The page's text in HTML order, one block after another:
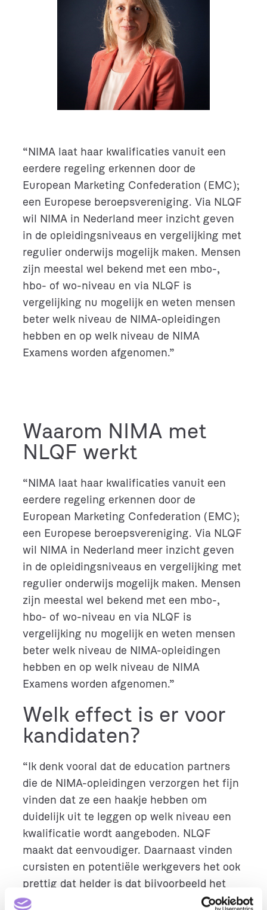
“NIMA laat haar kwalificaties vanuit een
eerdere regeling erkennen door de
European Marketing Confederation (EMC);
een Europese beroepsvereniging. Via NLQF
wil NIMA in Nederland meer inzicht geven
in de opleidingsniveaus en vergelijking met
regulier onderwijs mogelijk maken. Mensen
zijn meestal wel bekend met een mbo-,
hbo- of wo-niveau en via NLQF is
vergelijking nu mogelijk en weten mensen
beter welk niveau de NIMA-opleidingen
hebben en op welk niveau de NIMA
Examens worden afgenomen.”
Waarom NIMA met
NLQF werkt
“NIMA laat haar kwalificaties vanuit een
eerdere regeling erkennen door de
European Marketing Confederation (EMC);
een Europese beroepsvereniging. Via NLQF
wil NIMA in Nederland meer inzicht geven
in de opleidingsniveaus en vergelijking met
regulier onderwijs mogelijk maken. Mensen
zijn meestal wel bekend met een mbo-,
hbo- of wo-niveau en via NLQF is
vergelijking nu mogelijk en weten mensen
beter welk niveau de NIMA-opleidingen
hebben en op welk niveau de NIMA
Examens worden afgenomen.”
Welk effect is er voor
kandidaten?
“Ik denk vooral dat de education partners
die de NIMA-opleidingen verzorgen het fijn
vinden dat ze een haakje hebben om
duidelijk uit te leggen op welk niveau een
kwalificatie wordt aangeboden. NLQF
maakt dat eenvoudiger. Daarnaast vinden
cursisten en potentiële werkgevers het ook
prettig dat helder is dat bijvoorbeeld het
NIMA B diploma qua niveau vergelijkbaar is